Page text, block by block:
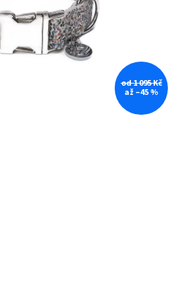
od 1 095 Kč
až –45 %